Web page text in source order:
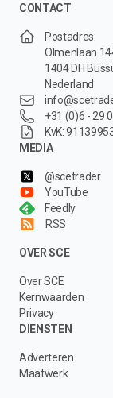
CONTACT
Postadres:
Olmenlaan
1404 DH
Nederland
+31 (0)6 - 29
KvK:
MEDIA
@scetrader
YouTube
Feedly
RSS
OVER SCE
Over SCE
Kernwaarden
Privacy
DIENSTEN
Adverteren
Maatwerk